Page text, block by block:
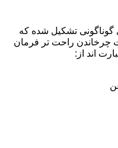
تشکیل شده که
چرخاندن راحت تر فرمان
اند از: